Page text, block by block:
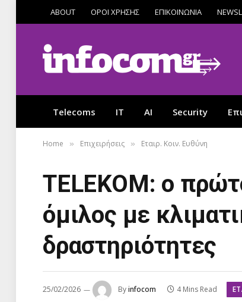
ABOUT ΟΡΟΙ ΧΡΗΣΗΣ ΕΠΙΚΟΙΝΩΝΙΑ
Telecoms IT AI Security
Home » Επιχειρήσεις » Εταιρ. Κοιν. Ευθύνη
TELEKOM: ο
όμιλος με
δραστηριότητες
25/02/2026 Byinfocom 4 Mins Read